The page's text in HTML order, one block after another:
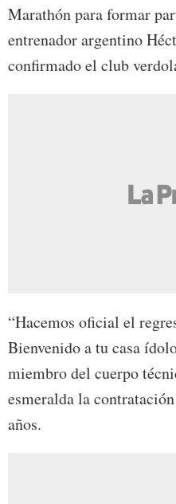
Marathón para formar
entrenador argentino
confirmado el club
“Hacemos oficial el
Bienvenido a tu casa
miembro del cuerpo
esmeralda la
años.